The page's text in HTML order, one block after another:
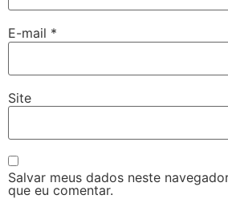
E-mail *
Site
Salvar meus dados neste
que eu comentar.